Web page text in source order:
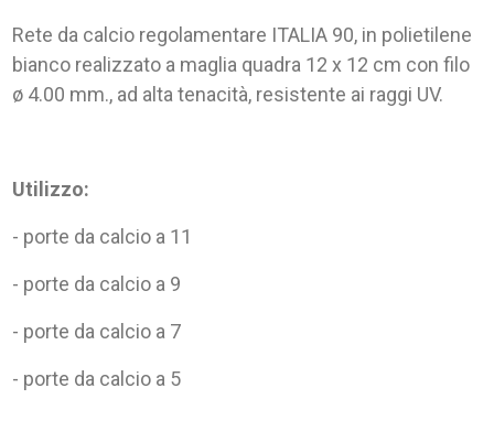
Rete da calcio regolamentare ITALIA 90, in polietilene
bianco realizzato a maglia quadra 12 x 12 cm con filo
ø 4.00 mm., ad alta tenacità, resistente ai raggi UV.
Utilizzo:
- porte da calcio a 11
- porte da calcio a 9
- porte da calcio a 7
- porte da calcio a 5